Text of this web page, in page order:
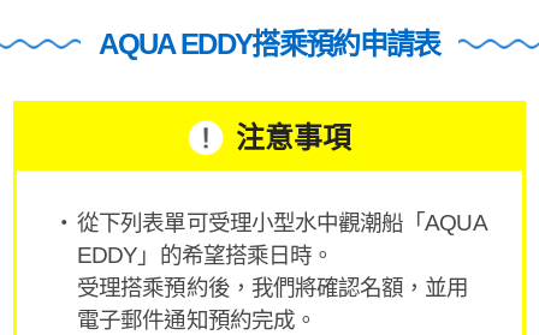
AQUA EDDY搭乘預約申請表
注意事項
從下列表單可受理小型水中觀潮船「AQUA
EDDY」的希望搭乘日時。
受理搭乘預約後，我們將確認名額，並用
電子郵件通知預約完成。